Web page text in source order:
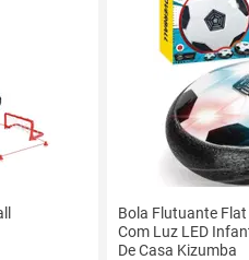
Bola Flutuante
Com Luz LED
De Casa Kizumba